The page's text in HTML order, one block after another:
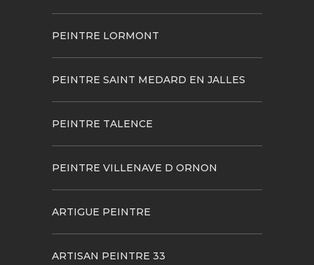
PEINTRE LORMONT
PEINTRE SAINT MEDARD EN JALLES
PEINTRE TALENCE
PEINTRE VILLENAVE D ORNON
ARTIGUE PEINTRE
ARTISAN PEINTRE 33